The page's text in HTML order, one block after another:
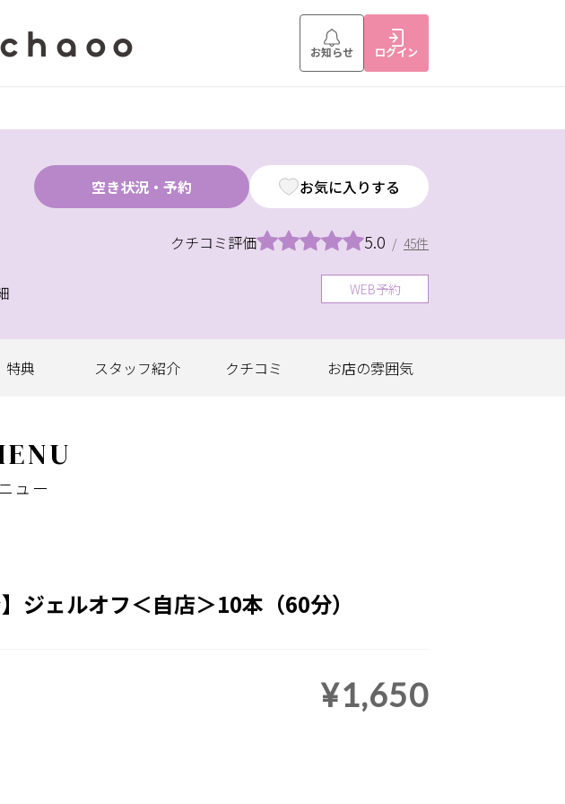
お知らせ ログイン
空き状況・予約 お気に入りする
クチコミ評価 5.0 / 45件
WEB予約
特典 スタッフ紹介 クチコミ お店の雰囲気
ュー
ジェルオフ＜自店＞10本（60分）
¥1,650